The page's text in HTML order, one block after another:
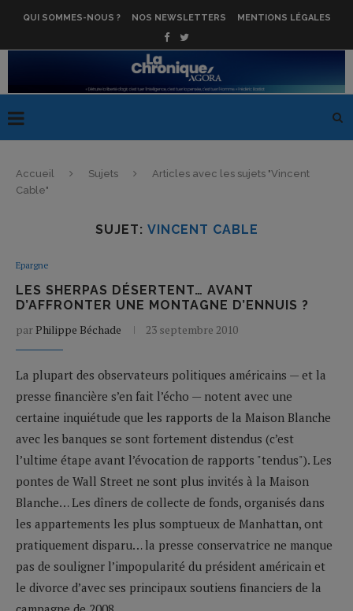
QUI SOMMES-NOUS ? NOS NEWSLETTERS MENTIONS LÉGALES
Accueil Sujets
Articles avec les sujets "Vincent
Cable"
SUJET: VINCENT CABLE
Epargne
LES SHERPAS DÉSERTENT… AVANT
D’AFFRONTER UNE MONTAGNE D’ENNUIS ?
par Philippe Béchade 23 septembre 2010
La plupart des observateurs politiques américains — et la
presse financière s’en fait l’écho — notent avec une
certaine inquiétude que les rapports de la Maison Blanche
avec les banques se sont fortement distendus (c’est
l’ultime étape avant l’évocation de rapports "tendus"). Les
pontes de Wall Street ne sont plus invités à la Maison
Blanche… Les dîners de collecte de fonds, organisés dans
les appartements les plus somptueux de Manhattan, ont
pratiquement disparu… la presse conservatrice ne manque
pas de souligner l’impopularité du président américain et
le divorce d’avec ses principaux soutiens financiers de la